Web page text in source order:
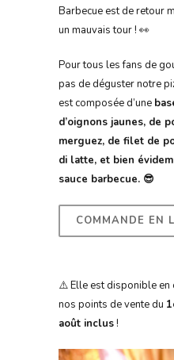
Barbecue est de retour
un mauvais tour ! 👀
Pour tous les fans de
pas de déguster notre
est composée d’une
d’oignons jaunes, de
merguez, de filet de
di latte, et bien
sauce barbecue. 😎
COMMANDE EN
⚠️ Elle est disponible en
nos points de vente du
août inclus!